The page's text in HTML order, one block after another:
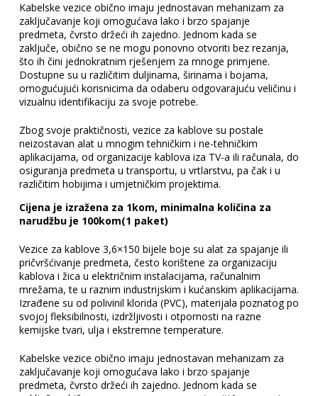
Kabelske vezice obično imaju jednostavan mehanizam za
zaključavanje koji omogućava lako i brzo spajanje
predmeta, čvrsto držeći ih zajedno. Jednom kada se
zaključe, obično se ne mogu ponovno otvoriti bez rezanja,
što ih čini jednokratnim rješenjem za mnoge primjene.
Dostupne su u različitim duljinama, širinama i bojama,
omogućujući korisnicima da odaberu odgovarajuću veličinu i
vizualnu identifikaciju za svoje potrebe.
Zbog svoje praktičnosti, vezice za kablove su postale
neizostavan alat u mnogim tehničkim i ne-tehničkim
aplikacijama, od organizacije kablova iza TV-a ili računala, do
osiguranja predmeta u transportu, u vrtlarstvu, pa čak i u
različitim hobijima i umjetničkim projektima.
Cijena je izražena za 1kom, minimalna količina za
narudžbu je 100kom(1 paket)
Vezice za kablove 3,6×150 bijele boje su alat za spajanje ili
pričvršćivanje predmeta, često korištene za organizaciju
kablova i žica u električnim instalacijama, računalnim
mrežama, te u raznim industrijskim i kućanskim aplikacijama.
Izrađene su od polivinil klorida (PVC), materijala poznatog po
svojoj fleksibilnosti, izdržljivosti i otpornosti na razne
kemijske tvari, ulja i ekstremne temperature.
Kabelske vezice obično imaju jednostavan mehanizam za
zaključavanje koji omogućava lako i brzo spajanje
predmeta, čvrsto držeći ih zajedno. Jednom kada se